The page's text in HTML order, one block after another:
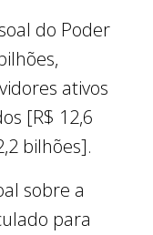
do Poder
ativos
[R$ 12,6
bilhões].
sobre a
para